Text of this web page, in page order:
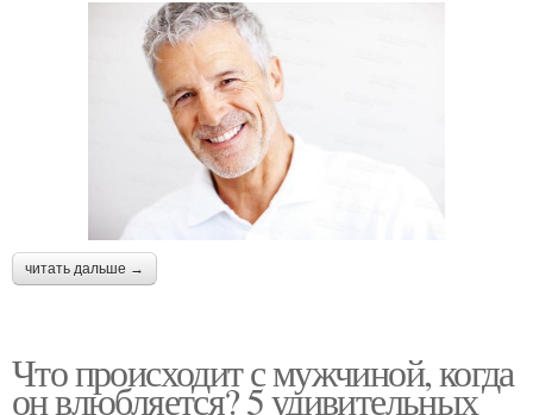
читать дальше →
Что происходит с мужчиной, когда
он влюбляется? 5 удивительных